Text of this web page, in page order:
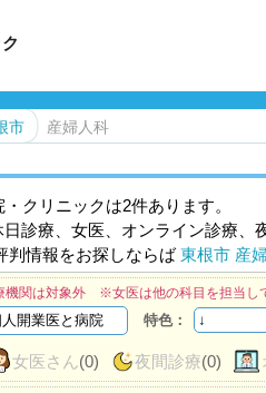
市 産婦人科
クリニックは2件あります。
診療、女医、オンライン診療
判情報をお探しならば東根市 産
機関は対象外 ※女医は他の科目を担当し
特色：
女医さん(0) 夜間診療(0)